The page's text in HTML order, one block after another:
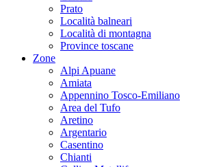
Prato
Località balneari
Località di montagna
Province toscane
Zone
Alpi Apuane
Amiata
Appennino Tosco-Emiliano
Area del Tufo
Aretino
Argentario
Casentino
Chianti